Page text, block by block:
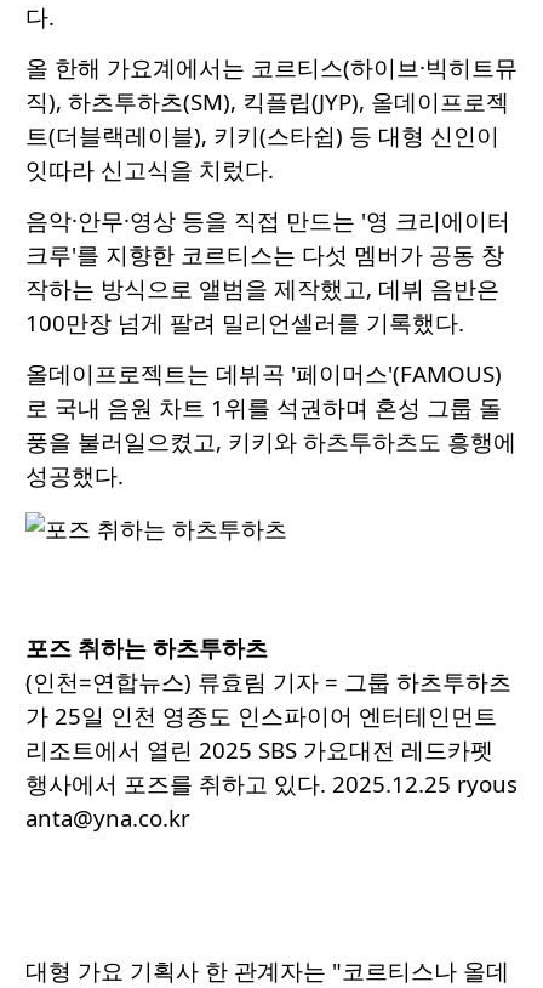
다.
올 한해 가요계에서는 코르티스(하이브·빅히트뮤
직), 하츠투하츠(SM), 킥플립(JYP), 올데이프로젝
트(더블랙레이블), 키키(스타쉽) 등 대형 신인이
잇따라 신고식을 치렀다.
음악·안무·영상 등을 직접 만드는 '영 크리에이터
크루'를 지향한 코르티스는 다섯 멤버가 공동 창
작하는 방식으로 앨범을 제작했고, 데뷔 음반은
100만장 넘게 팔려 밀리언셀러를 기록했다.
올데이프로젝트는 데뷔곡 '페이머스'(FAMOUS)
로 국내 음원 차트 1위를 석권하며 혼성 그룹 돌
풍을 불러일으켰고, 키키와 하츠투하츠도 흥행에
성공했다.
포즈 취하는 하츠투하츠
(인천=연합뉴스) 류효림 기자 = 그룹 하츠투하츠
가 25일 인천 영종도 인스파이어 엔터테인먼트
리조트에서 열린 2025 SBS 가요대전 레드카펫
행사에서 포즈를 취하고 있다. 2025.12.25 ryous
anta@yna.co.kr
대형 가요 기획사 한 관계자는 "코르티스나 올데